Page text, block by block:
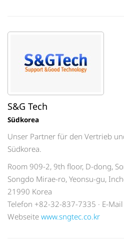
S&G Tech
Südkorea
Unser Partner für den Vertrieb
Südkorea.
Room 909-2, 9th floor, D-dong,
Songdo Mirae-ro, Yeonsu-gu,
21990 Korea
Telefon +82-32-837-7335 · E-Mail
Webseite www.sngtec.co.kr